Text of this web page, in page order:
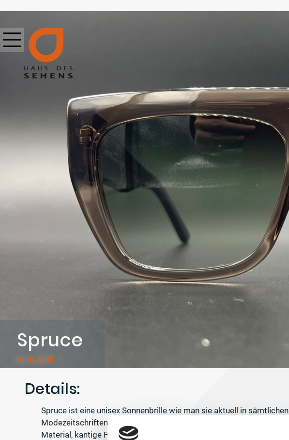
Spruce
Andy Wolf
Details:
Spruce ist eine unisex Sonnenbrille wie man sie aktuell in sämtlichen
Modezeitschriften finden kann: Grade Linien im Mittelteil, kräftiges
Material, kantige Form. Die gesamte Fassung macht zwar einen